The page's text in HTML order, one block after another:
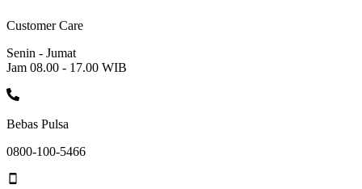
Customer Care
Senin - Jumat
Jam 08.00 - 17.00 WIB
Bebas Pulsa
0800-100-5466